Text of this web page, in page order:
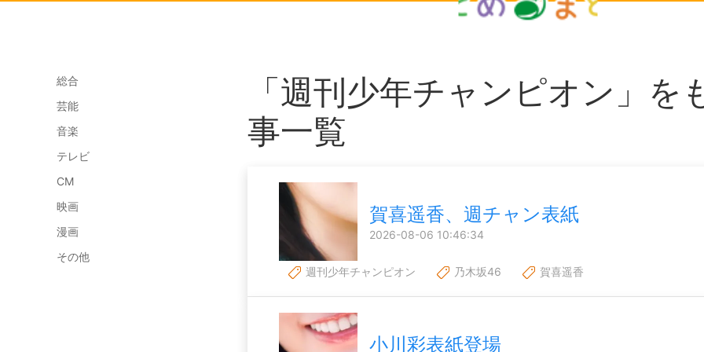
総合
芸能
音楽
テレビ
CM
映画
漫画
その他
「週刊少年チャンピオン」を
事一覧
賀喜遥香、週チャン表紙
2026-08-06 10:46:34
週刊少年チャンピオン 乃木坂46 賀喜遥香
小川彩表紙登場